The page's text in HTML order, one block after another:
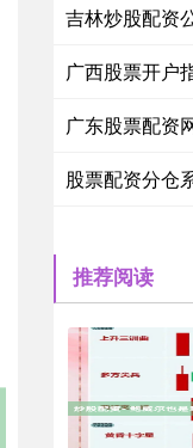
吉林炒股配资
广西股票开户
广东股票配资
股票配资分仓
推荐阅读